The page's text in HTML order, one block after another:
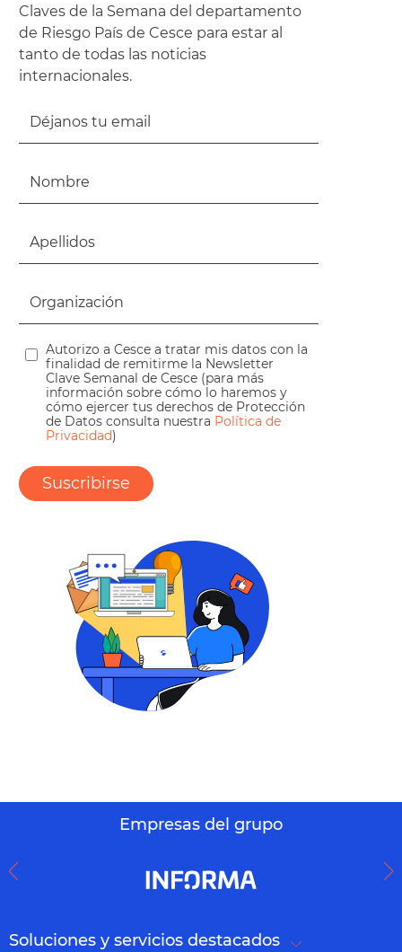
Claves de la Semana del departamento
de Riesgo País de Cesce para estar al
tanto de todas las noticias
internacionales.
Autorizo a Cesce a tratar mis datos con la
finalidad de remitirme la Newsletter
Clave Semanal de Cesce (para más
información sobre cómo lo haremos y
cómo ejercer tus derechos de Protección
de Datos consulta nuestra Política de
Privacidad)
Empresas del grupo
Soluciones y servicios destacados